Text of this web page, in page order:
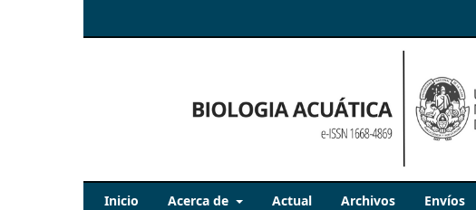
Inicio Acerca de Actual Archivos Envíos